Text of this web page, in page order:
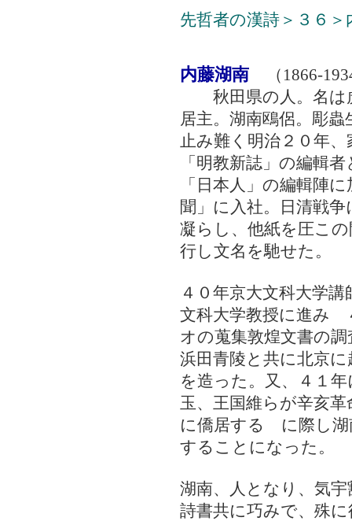
先哲者の漢詩＞３６＞
内藤湖南
（1866-
秋田県の人。名は
居主。湖南鴎侶。彫
止み難く明治２０年
「明教新誌」の編輯
「日本人」の編輯陣
聞」に入社。日清戦
凝らし、他紙を圧こ
行し文名を馳せた。
４０年京大文科大学
文科大学教授に進み
オの蒐集敦煌文書の
浜田青陵と共に北京
を造った。又、４１
玉、王国維らが辛亥
に僑居する に際し湖
することになった。
湖南、人となり、気
詩書共に巧みで、殊